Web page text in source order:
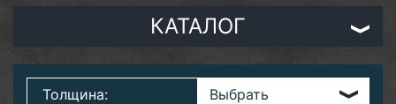
КАТАЛОГ
Толщина: